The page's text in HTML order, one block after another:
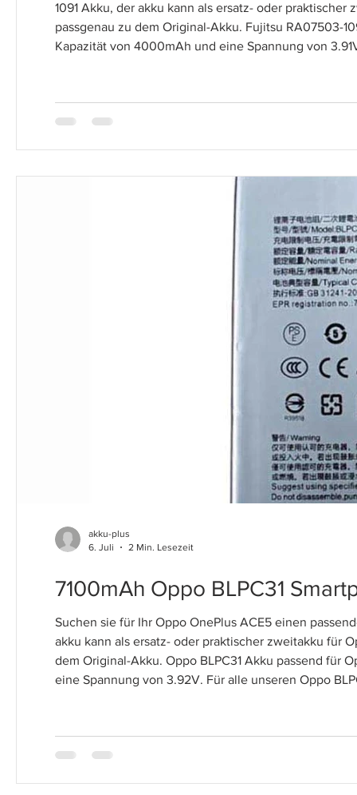
1091 Akku, der akku kann als ersatz- oder
passgenau zu dem Original-Akku. Fujitsu RA07503-
Kapazität von 4000mAh und eine Spannung von
7100mAh Oppo BLPC31
Suchen sie für Ihr Oppo OnePlus ACE5 einen
akku kann als ersatz- oder praktischer zweitakku für
dem Original-Akku. Oppo BLPC31 Akku passend für
eine Spannung von 3.92V. Für alle unseren Oppo
akku-plus
6. Juli
2 Min. Lesezeit